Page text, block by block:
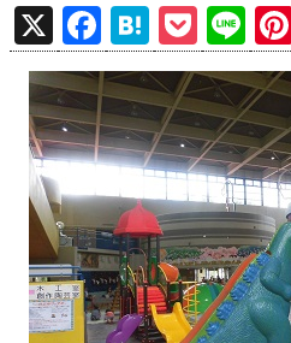
X
F
a
ce
b
o
o
k
H
at
e
n
a
P
o
ck
et
Li
n
e